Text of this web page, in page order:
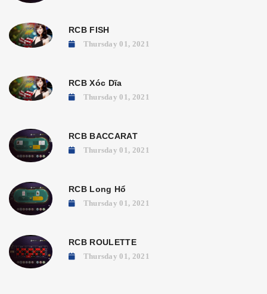
RCB FISH
Thursday 01, 2021
RCB Xóc Dĩa
Thursday 01, 2021
RCB BACCARAT
Thursday 01, 2021
RCB Long Hổ
Thursday 01, 2021
RCB ROULETTE
Thursday 01, 2021